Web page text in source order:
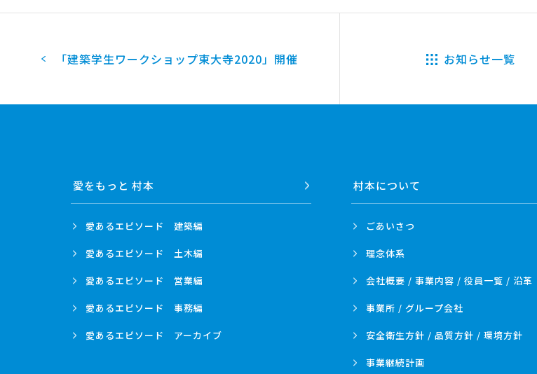
2013
2011
2010
2008
「建築学生ワークショップ東大寺2020」開催 お知らせ一覧
愛をもっと 村本
愛あるエピソード 建築編
愛あるエピソード 土木編
愛あるエピソード 営業編
愛あるエピソード 事務編
愛あるエピソード アーカイブ
村本について
ごあいさつ
理念体系
会社概要 / 事業内容 / 役員一覧 / 沿革
事業所 / グループ会社
安全衛生方針 / 品質方針 / 環境方針
事業継続計画